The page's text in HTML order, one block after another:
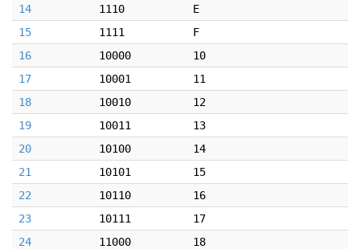
14
1110
E
15
1111
F
16
10000
10
17
10001
11
18
10010
12
19
10011
13
20
10100
14
21
10101
15
22
10110
16
23
10111
17
24
11000
18